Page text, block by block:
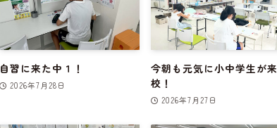
自習に来た中１！
2026年7月28日
今朝も元気に小中学生が来
校！
2026年7月27日